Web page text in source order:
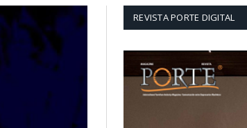
REVISTA PORTE DIGITAL